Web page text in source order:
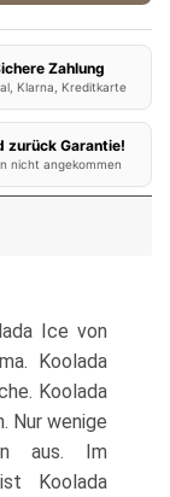
Zahlung
Klarna, Kreditkarte
zurück Garantie!
nicht angekommen
Ice von
Koolada
Koolada
Nur wenige
aus. Im
Koolada